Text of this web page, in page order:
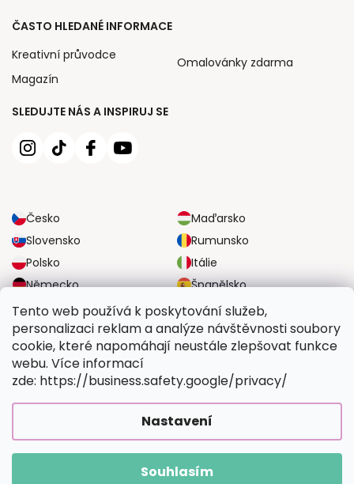
Tento web používá k poskytování služeb,
personalizaci reklam a analýze návštěvnosti soubory
cookie, které napomáhají neustále zlepšovat funkce
webu. Více informací
zde: https://business.safety.google/privacy/
Nastavení
Souhlasím
SLEDUJTE NÁS A INSPIRUJ SE
Česko
Maďarsko
Slovensko
Rumunsko
Polsko
Itálie
Německo
Španělsko
Velká Británie
Rakousko
ČASTO HLEDANÉ INFORMACE
Kreativní průvodce
Magazín
Omalovánky zdarma
SPOLEHLIVÉ MOŽNOSTI DOPRAVY
BEZPEČNÉ MOŽNOSTI PLATBY
Vymalujsisam.cz. Všechna práva vyhrazena.